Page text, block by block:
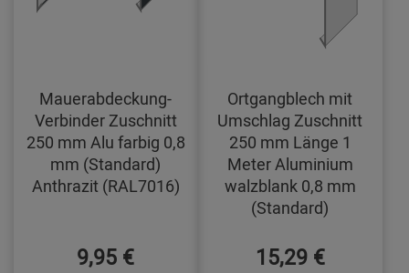
Mauerabdeckung-
Verbinder Zuschnitt
250 mm Alu farbig 0,8
mm (Standard)
Anthrazit (RAL7016)
9,95 €
Ortgangblech mit
Umschlag Zuschnitt
250 mm Länge 1
Meter Aluminium
walzblank 0,8 mm
(Standard)
15,29 €